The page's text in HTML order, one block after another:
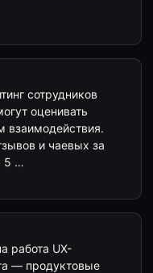
сотрудников
оценивать
взаимодействия.
и чаевых за
5 …
работа UX-
— продуктовые